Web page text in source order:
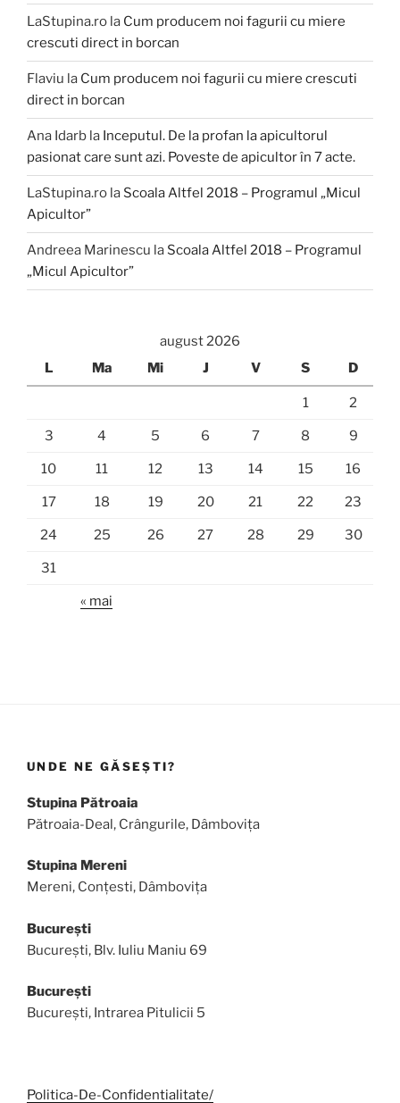
LaStupina.ro la Cum producem noi fagurii cu miere
crescuti direct in borcan
Flaviu la Cum producem noi fagurii cu miere crescuti
direct in borcan
Ana Idarb la Inceputul. De la profan la apicultorul
pasionat care sunt azi. Poveste de apicultor în 7 acte.
LaStupina.ro la Scoala Altfel 2018 – Programul „Micul
Apicultor”
Andreea Marinescu la Scoala Altfel 2018 – Programul
„Micul Apicultor”
august 2026
L
Ma Mi J V S D
1 2
3 4 5 6 7 8 9
10 11 12 13 14 15 16
17 18 19 20 21 22 23
24 25 26 27 28 29 30
31
« mai
UNDE NE GĂSEȘTI?
Stupina Pătroaia
Pătroaia-Deal, Crângurile, Dâmbovița
Stupina Mereni
Mereni, Conțesti, Dâmbovița
București
București, Blv. Iuliu Maniu 69
București
București, Intrarea Pitulicii 5
Politica-De-Confidentialitate/